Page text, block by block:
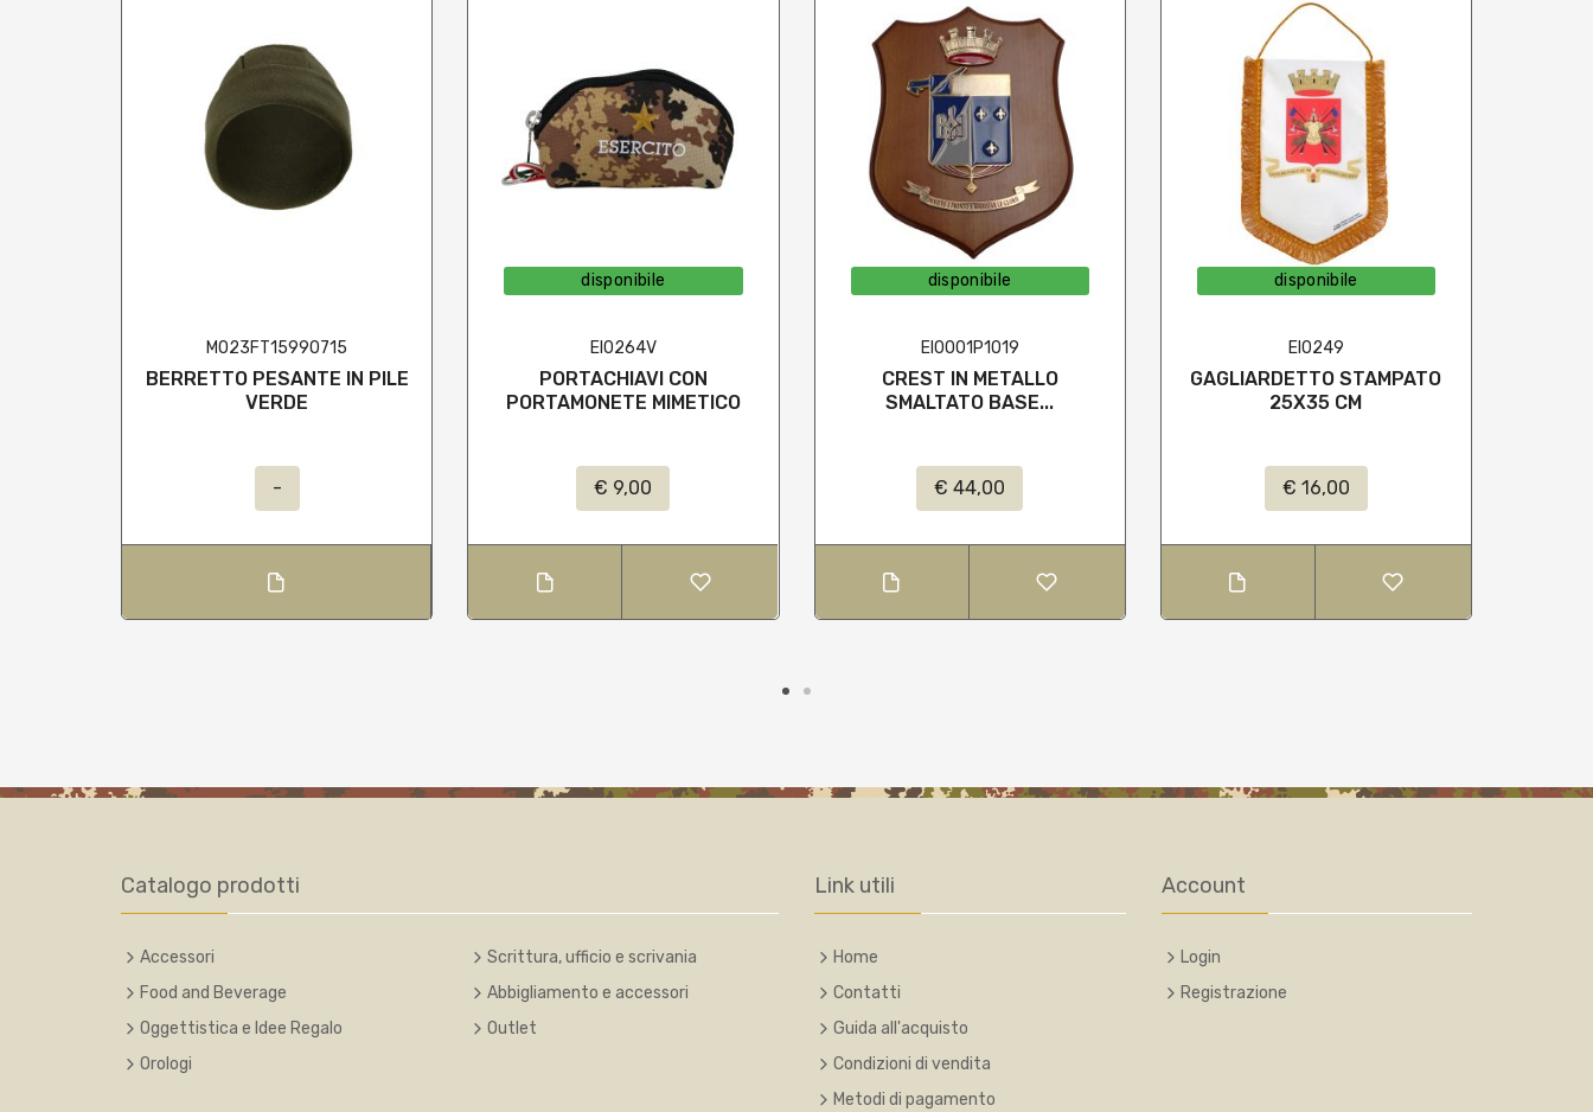
M023FT15990715
BERRETTO PESANTE IN PILE
VERDE
-
disponibile
EI0264V
PORTACHIAVI CON
PORTAMONETE MIMETICO
€ 9,00
disponibile
EI0001P1019
CREST IN METALLO
SMALTATO BASE...
€ 44,00
disponibile
EI0249
GAGLIARDETTO STAMPATO
25X35 CM
€ 16,00
Catalogo prodotti
Accessori
Food and Beverage
Oggettistica e Idee Regalo
Orologi
Scrittura, ufficio e scrivania
Abbigliamento e accessori
Outlet
Link utili
Home
Contatti
Guida all'acquisto
Condizioni di vendita
Metodi di pagamento
Account
Login
Registrazione